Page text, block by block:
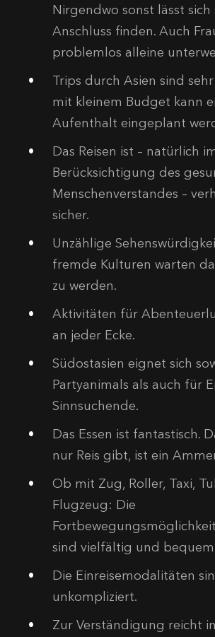
Nirgendwo sonst lässt sich
Anschluss finden. Auch
problemlos alleine
Trips durch Asien sind
mit kleinem Budget kann
Aufenthalt eingeplant
Das Reisen ist – natürlich
Berücksichtigung des
Menschenverstandes –
sicher.
Unzählige
fremde Kulturen warten
zu werden.
Aktivitäten für
an jeder Ecke.
Südostasien eignet sich
Partyanimals als auch für
Sinnsuchende.
Das Essen ist fantastisch.
nur Reis gibt, ist ein
Ob mit Zug, Roller, Taxi,
Flugzeug: Die
sind vielfältig und
Die Einreisemodalitäten
unkompliziert.
Zur Verständigung reicht